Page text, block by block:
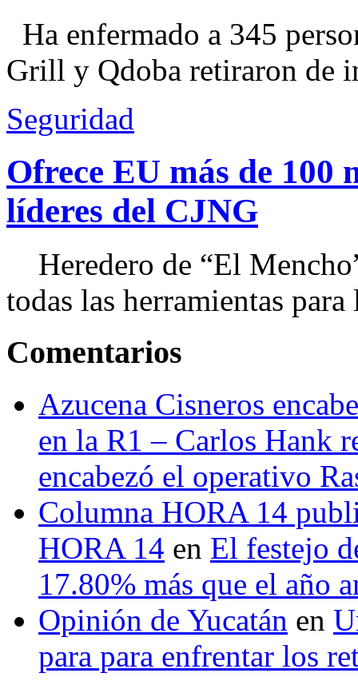
Ha enfermado a 345
Grill y Qdoba retiraron de
Seguridad
Ofrece EU más de 100
líderes del CJNG
Heredero de “El
todas las herramientas
Comentarios
Azucena Cisneros
en la R1 – Carlos Hank
encabezó el operativo
Columna HORA 14
HORA 14 en El festejo
17.80% más que el año
Opinión de Yucatán en
para para enfrentar los